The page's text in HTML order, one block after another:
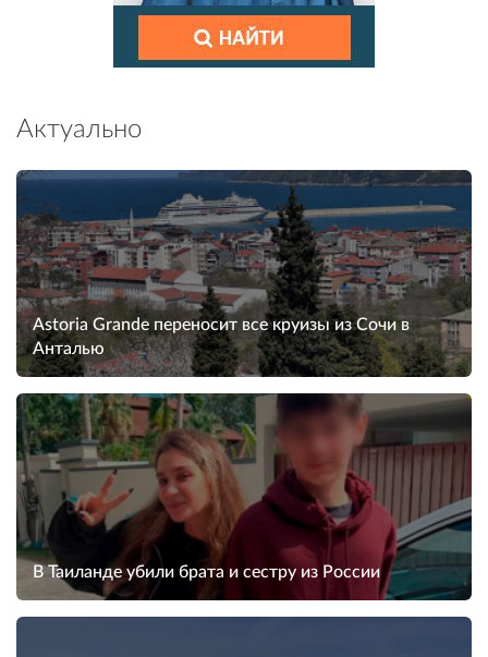
Актуально
Astoria Grande переносит все круизы из Сочи в
Анталью
В Таиланде убили брата и сестру из России